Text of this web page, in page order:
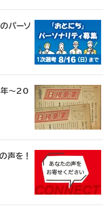
パーソ
～20
声を！